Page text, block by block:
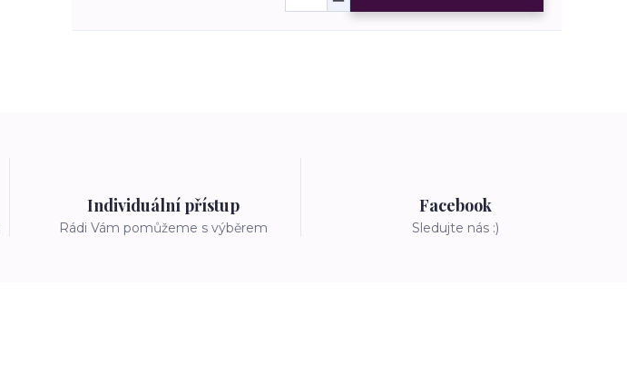
Individuální přístup
Rádi Vám pomůžeme s výběrem
Facebook
Sledujte nás :)